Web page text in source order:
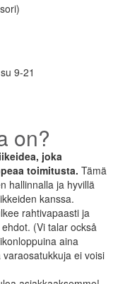
9-21
on?
joka
toimitusta. Tämä
hallinnalla ja hyvillä
kanssa.
rahtivapaasti ja
(Vi talar också
aina
ei voisi